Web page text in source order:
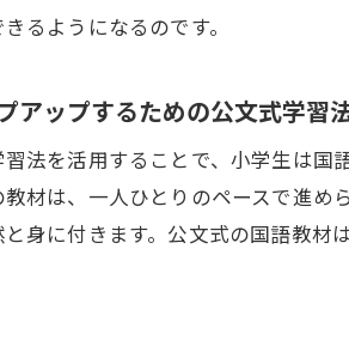
るようになるのです。
アップするための公文式学習
法を活用することで、小学生は国
材は、一人ひとりのペースで進め
身に付きます。公文式の国語教材